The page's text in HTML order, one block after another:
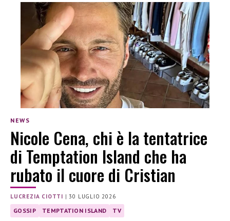
NEWS
Nicole Cena, chi è la tentatrice
di Temptation Island che ha
rubato il cuore di Cristian
LUCREZIA CIOTTI |30 LUGLIO 2026
GOSSIP TEMPTATION ISLAND TV